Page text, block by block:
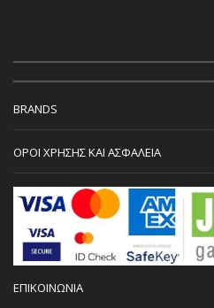
BRANDS
ΟΡΟΙ ΧΡΗΣΗΣ ΚΑΙ ΑΣΦΑΛΕΙΑ
ΕΠΙΚΟΙΝΩΝΙΑ